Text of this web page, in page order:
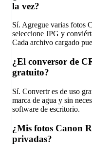
la vez?
Sí. Agregue varias fotos
seleccione JPG y
Cada archivo cargado
¿El conversor de
gratuito?
Sí. Convertr es de uso
marca de agua y sin
software de escritorio.
¿Mis fotos Canon
privadas?